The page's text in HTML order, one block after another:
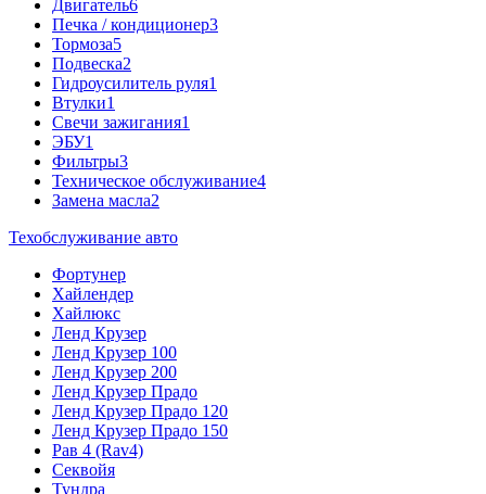
Двигатель6
Печка / кондиционер3
Тормоза5
Подвеска2
Гидроусилитель руля1
Втулки1
Свечи зажигания1
ЭБУ1
Фильтры3
Техническое обслуживание4
Замена масла2
Техобслуживание авто
Фортунер
Хайлендер
Хайлюкс
Ленд Крузер
Ленд Крузер 100
Ленд Крузер 200
Ленд Крузер Прадо
Ленд Крузер Прадо 120
Ленд Крузер Прадо 150
Рав 4 (Rav4)
Секвойя
Тундра